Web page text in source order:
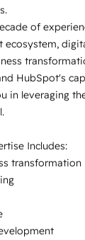
of
ecosystem,
HubSpot's
in leveraging
Includes:
transformation